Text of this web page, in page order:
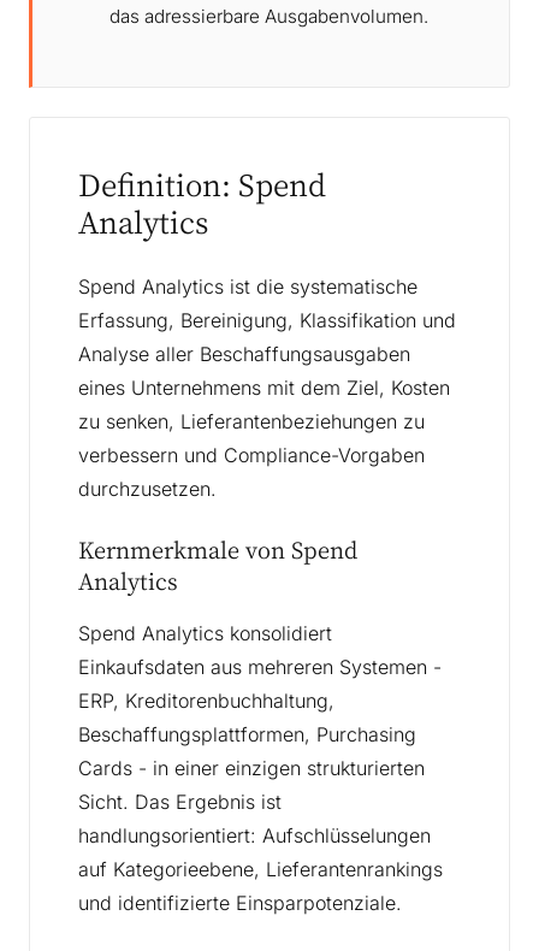
das adressierbare Ausgabenvolumen.
Definition: Spend
Analytics
Spend Analytics ist die systematische
Erfassung, Bereinigung, Klassifikation und
Analyse aller Beschaffungsausgaben
eines Unternehmens mit dem Ziel, Kosten
zu senken, Lieferantenbeziehungen zu
verbessern und Compliance-Vorgaben
durchzusetzen.
Kernmerkmale von Spend
Analytics
Spend Analytics konsolidiert
Einkaufsdaten aus mehreren Systemen -
ERP, Kreditorenbuchhaltung,
Beschaffungsplattformen, Purchasing
Cards - in einer einzigen strukturierten
Sicht. Das Ergebnis ist
handlungsorientiert: Aufschlüsselungen
auf Kategorieebene, Lieferantenrankings
und identifizierte Einsparpotenziale.